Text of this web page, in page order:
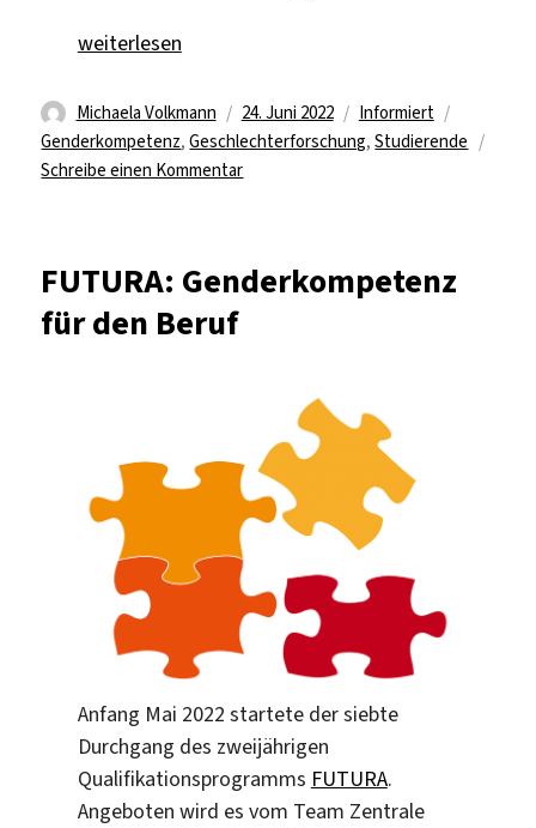
„Gender-Data-Gap-Day“
weiterlesen
Autor
Michaela Volkmann
Veröffentlicht
am
24. Juni 2022 Kategorien
Informiert
Genderkompetenz,Geschlechterforschung,Studierende
Schreibe einen Kommentarzu
Day
FUTURA: Genderkompetenz
für den Beruf
Anfang Mai 2022 startete der siebte
Durchgang des zweijährigen
Qualifikationsprogramms FUTURA.
Angeboten wird es vom Team Zentrale